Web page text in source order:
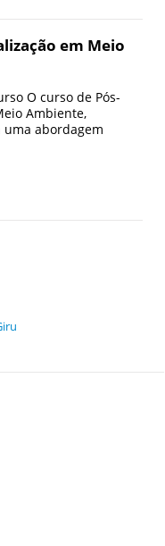
em Meio
O curso de Pós-
Ambiente,
uma abordagem